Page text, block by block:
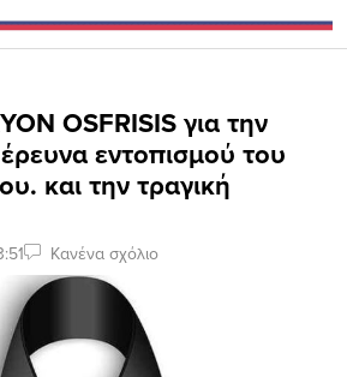
ΟSFRISIS για την
εντοπισμού του
και την τραγική
Κανένα σχόλιο